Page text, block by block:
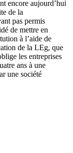
encore aujourd’hui
de la
pas permis
de mettre en
à l’aide de
de la LEg, que
les entreprises
ans à une
une société